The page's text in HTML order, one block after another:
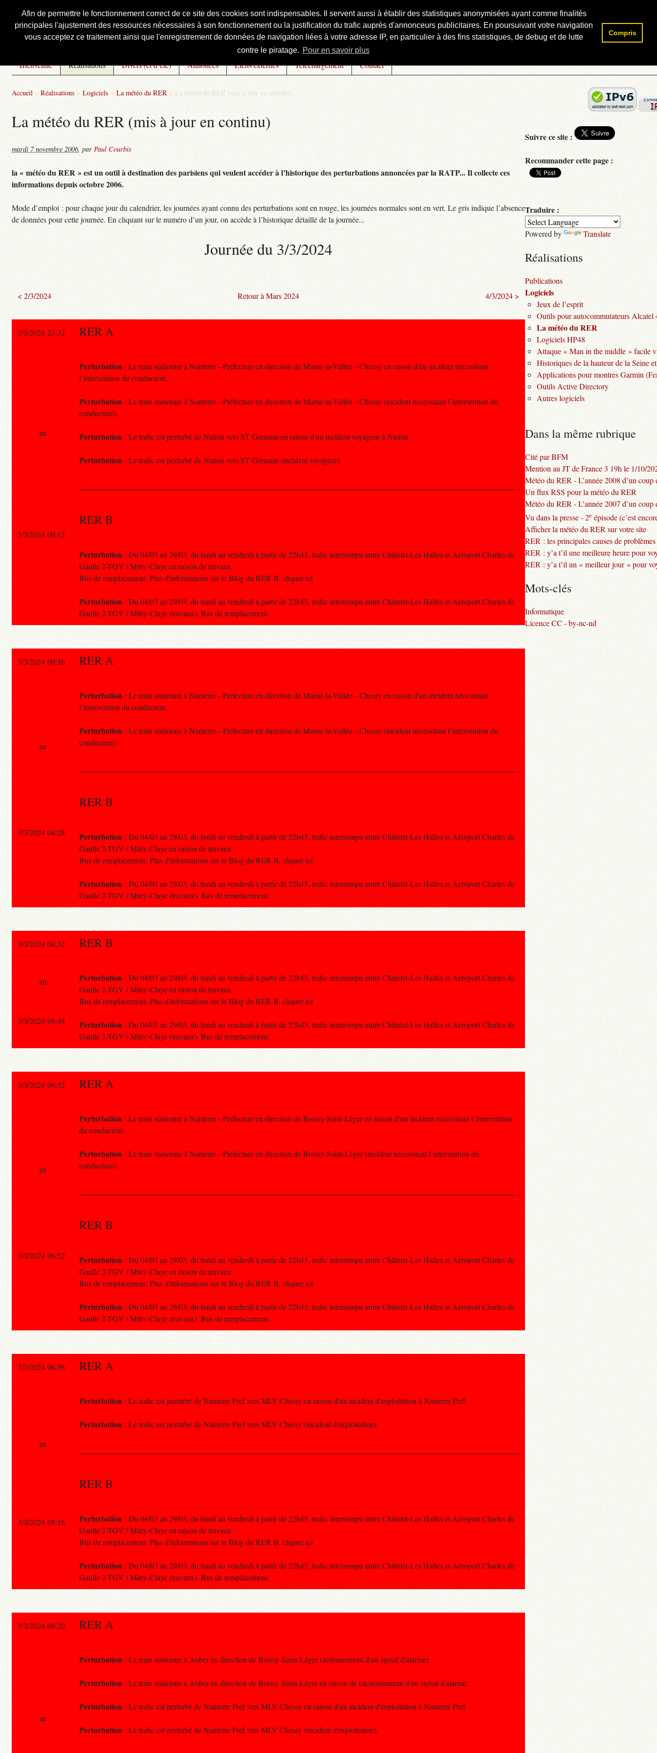
Afin de permettre le fonctionnement correct de ce site des cookies sont indispensables. Il servent aussi à établir des statistiques anonymisées ayant comme finalités
principales l'ajustement des ressources nécessaires à son fonctionnement ou la justification du trafic auprès d'annonceurs publicitaires. En poursuivant votre navigation
vous acceptez ce traitement ainsi que l'enregistrement de données de navigation liées à votre adresse IP, en particulier à des fins statistiques, de debug et de lutte
contre le piratage. Pour en savoir plus
Compris
Courbis, « LE » Blog Officiel
Bienvenue Réalisations Divers (et d’été) Annonces Liens externes Téléchargement Contact
Accueil > Réalisations > Logiciels > La météo du RER > La météo du RER (mis à jour en continu)
La météo du RER (mis à jour en continu)
mardi 7 novembre 2006, par Paul Courbis
la « météo du RER » est un outil à destination des parisiens qui veulent accéder à l’historique des perturbations annoncées par la RATP... Il collecte ces
informations depuis octobre 2006.
Mode d’emploi : pour chaque jour du calendrier, les journées ayant connu des perturbations sont en rouge, les journées normales sont en vert. Le gris indique l’absence
de données pour cette journée. En cliquant sur le numéro d’un jour, on accède à l’historique détaillé de la journée...
Journée du 3/3/2024
< 2/3/2024 Retour à Mars 2024 4/3/2024 >
2/3/2024 23:32 RER A
Perturbation : Le train stationne à Nanterre – Préfecture en direction de Marne-la-Vallée – Chessy en raison d'un incident nécessitant
l’intervention du conducteur.
Perturbation : Le train stationne à Nanterre – Préfecture en direction de Marne-la-Vallée – Chessy (incident nécessitant l’intervention du
conducteur).
Perturbation : Le trafic est perturbé de Nation vers ST Germain en raison d'un incident voyageur à Nation.
Perturbation : Le trafic est perturbé de Nation vers ST Germain (incident voyageur).
RER B
Perturbation : Du 04/03 au 29/03, du lundi au vendredi à partir de 22h45, trafic interrompu entre Châtelet-Les Halles et Aéroport Charles de
Gaulle 2-TGV / Mitry-Claye en raison de travaux.
Bus de remplacement. Plus d'informations sur le Blog du RER B, cliquer ici
Perturbation : Du 04/03 au 29/03, du lundi au vendredi à partir de 22h45, trafic interrompu entre Châtelet-Les Halles et Aéroport Charles de
Gaulle 2-TGV / Mitry-Claye (travaux). Bus de remplacement.
au
3/3/2024 00:12
3/3/2024 00:16 RER A
Perturbation : Le train stationne à Nanterre – Préfecture en direction de Marne-la-Vallée – Chessy en raison d'un incident nécessitant
l’intervention du conducteur.
Perturbation : Le train stationne à Nanterre – Préfecture en direction de Marne-la-Vallée – Chessy (incident nécessitant l’intervention du
conducteur).
RER B
Perturbation : Du 04/03 au 29/03, du lundi au vendredi à partir de 22h45, trafic interrompu entre Châtelet-Les Halles et Aéroport Charles de
Gaulle 2-TGV / Mitry-Claye en raison de travaux.
Bus de remplacement. Plus d'informations sur le Blog du RER B, cliquer ici
Perturbation : Du 04/03 au 29/03, du lundi au vendredi à partir de 22h45, trafic interrompu entre Châtelet-Les Halles et Aéroport Charles de
Gaulle 2-TGV / Mitry-Claye (travaux). Bus de remplacement.
au
3/3/2024 04:28
3/3/2024 04:32 RER B
Perturbation : Du 04/03 au 29/03, du lundi au vendredi à partir de 22h45, trafic interrompu entre Châtelet-Les Halles et Aéroport Charles de
Gaulle 2-TGV / Mitry-Claye en raison de travaux.
Bus de remplacement. Plus d'informations sur le Blog du RER B, cliquer ici
Perturbation : Du 04/03 au 29/03, du lundi au vendredi à partir de 22h45, trafic interrompu entre Châtelet-Les Halles et Aéroport Charles de
Gaulle 2-TGV / Mitry-Claye (travaux). Bus de remplacement.
au
3/3/2024 06:48
3/3/2024 06:52 RER A
Perturbation : Le train stationne à Nanterre – Préfecture en direction de Boissy-Saint-Léger en raison d'un incident nécessitant l’intervention
du conducteur.
Perturbation : Le train stationne à Nanterre – Préfecture en direction de Boissy-Saint-Léger (incident nécessitant l’intervention du
conducteur).
RER B
Perturbation : Du 04/03 au 29/03, du lundi au vendredi à partir de 22h45, trafic interrompu entre Châtelet-Les Halles et Aéroport Charles de
Gaulle 2-TGV / Mitry-Claye en raison de travaux.
Bus de remplacement. Plus d'informations sur le Blog du RER B, cliquer ici
Perturbation : Du 04/03 au 29/03, du lundi au vendredi à partir de 22h45, trafic interrompu entre Châtelet-Les Halles et Aéroport Charles de
Gaulle 2-TGV / Mitry-Claye (travaux). Bus de remplacement.
au
3/3/2024 06:52
3/3/2024 06:56 RER A
Perturbation : Le trafic est perturbé de Nanterre Pref vers MLV Chessy en raison d'un incident d'exploitation à Nanterre Pref.
Perturbation : Le trafic est perturbé de Nanterre Pref vers MLV Chessy (incident d'exploitation).
RER B
Perturbation : Du 04/03 au 29/03, du lundi au vendredi à partir de 22h45, trafic interrompu entre Châtelet-Les Halles et Aéroport Charles de
Gaulle 2-TGV / Mitry-Claye en raison de travaux.
Bus de remplacement. Plus d'informations sur le Blog du RER B, cliquer ici
Perturbation : Du 04/03 au 29/03, du lundi au vendredi à partir de 22h45, trafic interrompu entre Châtelet-Les Halles et Aéroport Charles de
Gaulle 2-TGV / Mitry-Claye (travaux). Bus de remplacement.
au
3/3/2024 08:16
3/3/2024 08:20 RER A
Perturbation : Le train stationne à Auber en direction de Boissy-Saint-Léger (actionnement d'un signal d'alarme).
Perturbation : Le train stationne à Auber en direction de Boissy-Saint-Léger en raison de l'actionnement d'un signal d'alarme.
Perturbation : Le trafic est perturbé de Nanterre Pref vers MLV Chessy en raison d'un incident d'exploitation à Nanterre Pref.
Perturbation : Le trafic est perturbé de Nanterre Pref vers MLV Chessy (incident d'exploitation).
au
Rechercher :
Suivre ce site :
Recommander cette page :
Traduire :
Powered by Translate
Réalisations
Publications
Logiciels
Jeux de l’esprit
Outils pour autocommutateurs Alcatel
La météo du RER
Logiciels HP48
Attaque « Man in the middle » facile
Historiques de la hauteur de la Seine
Applications pour montres Garmin
Outils Active Directory
Autres logiciels
Dans la même rubrique
Cité par BFM
Mention au JT de France 3 19h le 1/10/
Météo du RER - L’année 2008 d’un coup
Un flux RSS pour la météo du RER
Météo du RER - L’année 2007 d’un coup
Vu dans la presse - 2e épisode (c’est
Afficher la météo du RER sur votre site
RER : les principales causes de problèmes
RER : y’a t’il une meilleure heure pour
RER : y’a t’il un « meilleur jour » pour
Mots-clés
Informatique
Licence CC - by-nc-nd